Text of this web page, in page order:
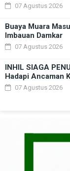
07 Agustus 2026
Buaya Muara
Imbauan Damkar
07 Agustus 2026
INHIL SIAGA
Hadapi Ancaman
07 Agustus 2026